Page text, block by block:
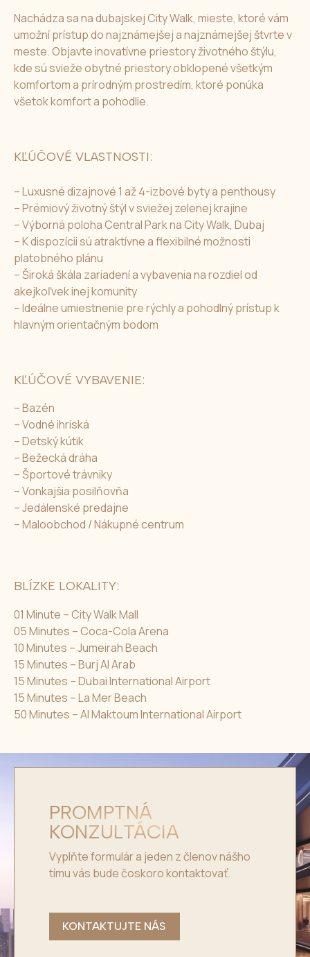
Nachádza sa na dubajskej City Walk, mieste, ktoré vám
umožní prístup do najznámejšej a najznámejšej štvrte v
meste. Objavte inovatívne priestory životného štýlu,
kde sú svieže obytné priestory obklopené všetkým
komfortom a prírodným prostredím, ktoré ponúka
všetok komfort a pohodlie.
KĽÚČOVÉ VLASTNOSTI:
– Luxusné dizajnové 1 až 4-izbové byty a penthousy
– Prémiový životný štýl v sviežej zelenej krajine
– Výborná poloha Central Park na City Walk, Dubaj
– K dispozícii sú atraktívne a flexibilné možnosti
platobného plánu
– Široká škála zariadení a vybavenia na rozdiel od
akejkoľvek inej komunity
– Ideálne umiestnenie pre rýchly a pohodlný prístup k
hlavným orientačným bodom
KĽÚČOVÉ VYBAVENIE:
– Bazén
– Vodné ihriská
– Detský kútik
– Bežecká dráha
– Športové trávniky
– Vonkajšia posilňovňa
– Jedálenské predajne
– Maloobchod / Nákupné centrum
BLÍZKE LOKALITY:
01 Minute – City Walk Mall
05 Minutes – Coca-Cola Arena
10 Minutes – Jumeirah Beach
15 Minutes – Burj Al Arab
15 Minutes – Dubai International Airport
15 Minutes – La Mer Beach
50 Minutes – Al Maktoum International Airport
PROMPTNÁ
KONZULTÁCIA
Vyplňte formulár a jeden z členov nášho
tímu vás bude čoskoro kontaktovať.
KONTAKTUJTE NÁS